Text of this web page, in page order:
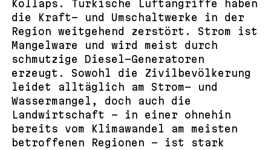
Kollaps. Türkische Luftangriffe haben
die Kraft- und Umschaltwerke in der
Region weitgehend zerstört. Strom ist
Mangelware und wird meist durch
schmutzige Diesel-Generatoren
erzeugt. Sowohl die Zivilbevölkerung
leidet alltäglich am Strom- und
Wassermangel, doch auch die
Landwirtschaft – in einer ohnehin
bereits vom Klimawandel am meisten
betroffenen Regionen – ist stark